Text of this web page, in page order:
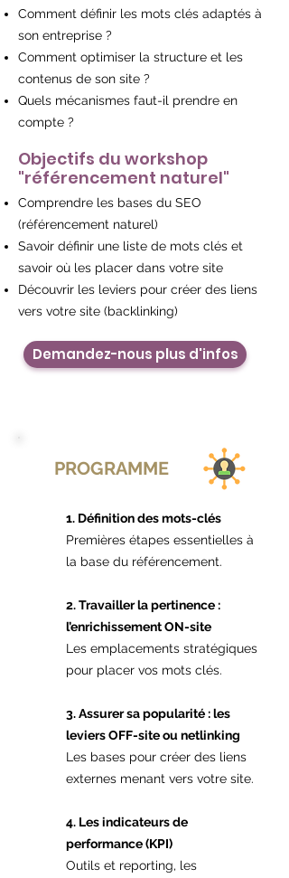
Comment définir les mots clés adaptés à
son entreprise ?
Comment optimiser la structure et les
contenus de son site ?
Quels mécanismes faut-il prendre en
compte ?
Objectifs du workshop
"référencement naturel"
Comprendre les bases du SEO
(référencement naturel)
Savoir définir une liste de mots clés et
savoir où les placer dans votre site
Découvrir les leviers pour créer des liens
vers votre site (backlinking)
Demandez-nous plus d'infos
PROGRAMME
1. Définition des mots-clés
Premières étapes essentielles à
la base du référencement.
2. Travailler la pertinence :
l’enrichissement ON-site
Les emplacements stratégiques
pour placer vos mots clés.
3. Assurer sa popularité : les
leviers OFF-site ou netlinking
Les bases pour créer des liens
externes menant vers votre site.
4. Les indicateurs de
performance (KPI)
Outils et reporting, les